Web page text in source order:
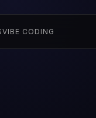
VIBE CODING